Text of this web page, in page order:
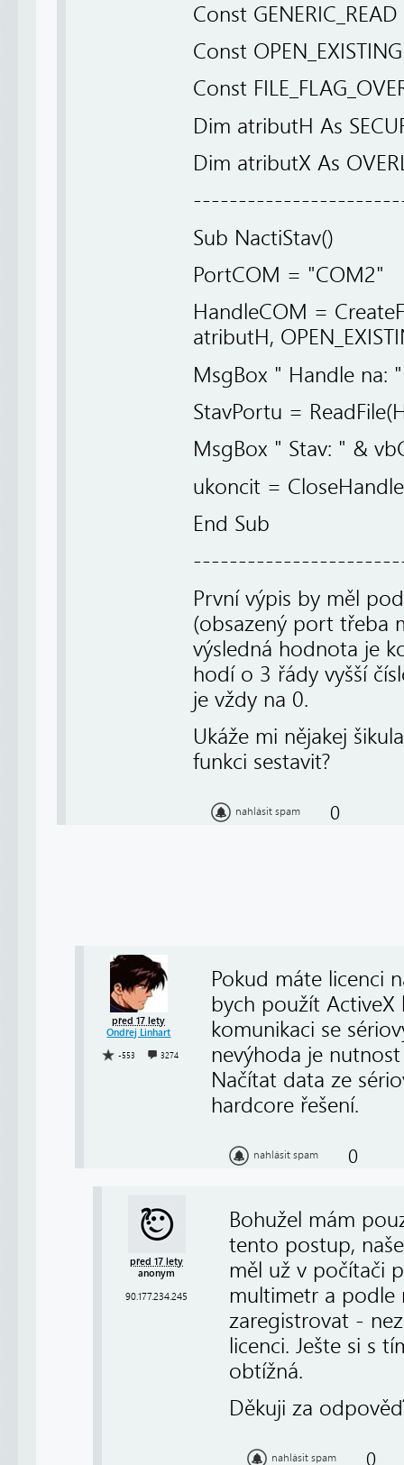
Const
Const
Const
Dim atributH As
Dim atributX As
Sub NactiStav()
PortCOM = "COM2"
HandleCOM =
atributH,
MsgBox " Handle na:
StavPortu =
MsgBox " Stav: " &
ukoncit =
End Sub
První výpis by měl
(obsazený port třeba
výsledná hodnota je
hodí o 3 řády vyšší
je vždy na 0.
Ukáže mi nějakej
funkci sestavit?
nahlásit spam 0
před 17 lety
Ondřej Linhart
-553 3274
Pokud máte licenci
bych použít
komunikaci se
nevýhoda je
Načítat data ze
hardcore řešení.
nahlásit spam 0
před 17 lety
anonym
90.177.234.245
Bohužel mám
tento postup,
měl už v počítači
multimetr a podle
zaregistrovat -
licenci. Ješte si s
obtížná.
Děkuji za
nahlásit spam 0